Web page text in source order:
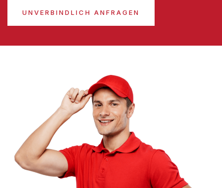
UNVERBINDLICH ANFRAGEN